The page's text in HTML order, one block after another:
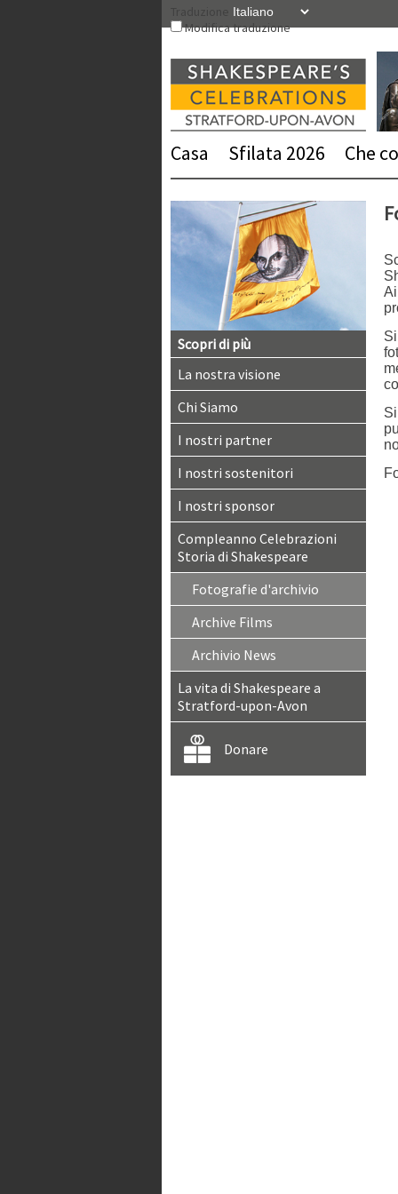
Modifica traduzione
Casa Sfilata 2026 Che
Scopri di più
La nostra visione
Chi Siamo
I nostri partner
I nostri sostenitori
I nostri sponsor
Compleanno Celebrazioni
Storia di Shakespeare
Fotografie d'archivio
Archive Films
Archivio News
La vita di Shakespeare a
Stratford-upon-Avon
Donare